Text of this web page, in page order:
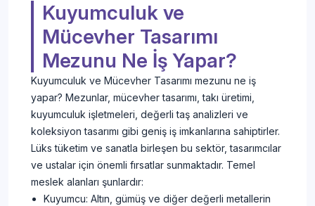
Kuyumculuk ve
Mücevher Tasarımı
Mezunu Ne İş Yapar?
Kuyumculuk ve Mücevher Tasarımı mezunu ne iş
yapar? Mezunlar, mücevher tasarımı, takı üretimi,
kuyumculuk işletmeleri, değerli taş analizleri ve
koleksiyon tasarımı gibi geniş iş imkanlarına sahiptirler.
Lüks tüketim ve sanatla birleşen bu sektör, tasarımcılar
ve ustalar için önemli fırsatlar sunmaktadır. Temel
meslek alanları şunlardır:
Kuyumcu: Altın, gümüş ve diğer değerli metallerin